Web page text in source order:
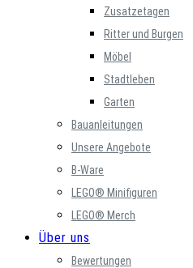
Zusatzetagen
Ritter und Burgen
Möbel
Stadtleben
Garten
Bauanleitungen
Unsere Angebote
B-Ware
LEGO® Minifiguren
LEGO® Merch
Über uns
Bewertungen